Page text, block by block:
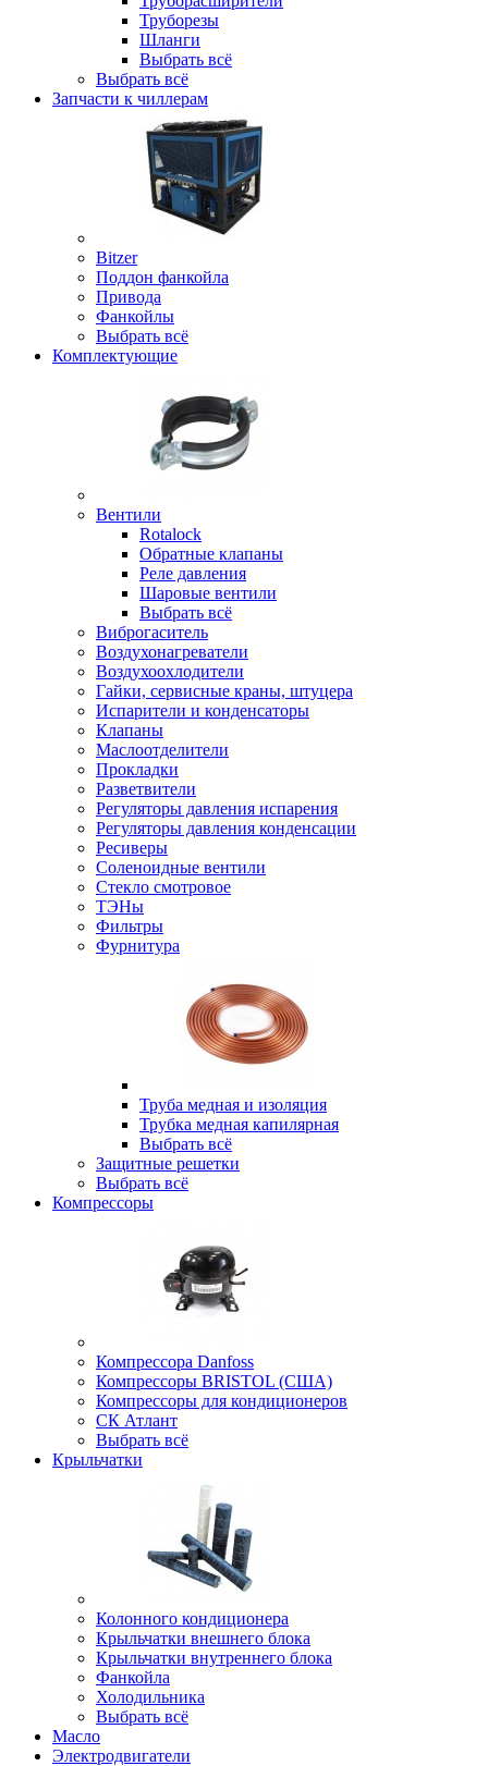
Труборезы
Шланги
Выбрать всё
Выбрать всё
Запчасти к чиллерам
Bitzer
Поддон фанкойла
Привода
Фанкойлы
Выбрать всё
Комплектующие
Вентили
Rotalock
Обратные клапаны
Реле давления
Шаровые вентили
Выбрать всё
Виброгаситель
Воздухонагреватели
Воздухоохлодители
Гайки, сервисные краны, штуцера
Испарители и конденсаторы
Клапаны
Маслоотделители
Прокладки
Разветвители
Регуляторы давления испарения
Регуляторы давления конденсации
Ресиверы
Соленоидные вентили
Стекло смотровое
ТЭНы
Фильтры
Фурнитура
Труба медная и изоляция
Трубка медная капилярная
Выбрать всё
Защитные решетки
Выбрать всё
Компрессоры
Компрессора Danfoss
Компрессоры BRISTOL (США)
Компрессоры для кондиционеров
СК Атлант
Выбрать всё
Крыльчатки
Колонного кондиционера
Крыльчатки внешнего блока
Крыльчатки внутреннего блока
Фанкойла
Холодильника
Выбрать всё
Масло
Электродвигатели